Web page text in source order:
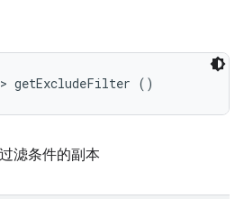
getExcludeFilter ()
滤条件的副本